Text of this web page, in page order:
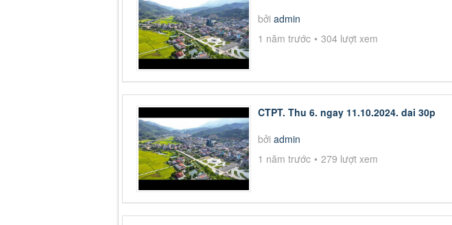
bởi admin
1 năm trước
304 lượt xem
CTPT. Thu 6. ngay 11.10.2024. dai 30p
bởi admin
1 năm trước
279 lượt xem